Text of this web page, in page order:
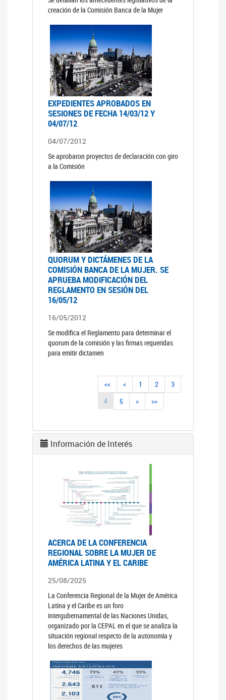
creación de la Comisión Banca de la Mujer
EXPEDIENTES APROBADOS EN
SESIONES DE FECHA 14/03/12 Y
04/07/12
04/07/2012
Se aprobaron proyectos de declaración con giro
a la Comisión
QUORUM Y DICTÁMENES DE LA
COMISIÓN BANCA DE LA MUJER. SE
APRUEBA MODIFICACIÓN DEL
REGLAMENTO EN SESIÓN DEL
16/05/12
16/05/2012
Se modifica el Reglamento para determinar el
quorum de la comisión y las firmas requeridas
para emitir dictamen
<< < 1 2
3
4
5 > >>
Información de Interés
ACERCA DE LA CONFERENCIA
REGIONAL SOBRE LA MUJER DE
AMÉRICA LATINA Y EL CARIBE
25/08/2025
La Conferencia Regional de la Mujer de América
Latina y el Caribe es un foro
intergubernamental de las Naciones Unidas,
organizado por la CEPAL en el que se analiza la
situación regional respecto de la autonomía y
los derechos de las mujeres